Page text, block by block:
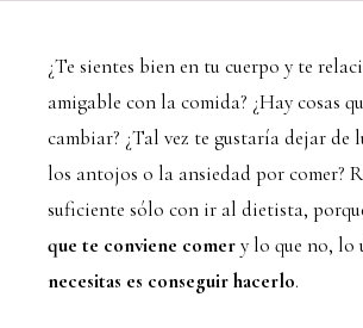
¿Te sientes bien en tu cuerpo y te
amigable con la comida? ¿Hay cosas
cambiar? ¿Tal vez te gustaría dejar de
los antojos o la ansiedad por comer?
suficiente sólo con ir al dietista,
que te conviene comery lo que no, lo
necesitas es conseguir hacerlo.